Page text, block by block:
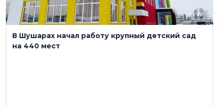
В Шушарах начал работу крупный детский сад
на 440 мест